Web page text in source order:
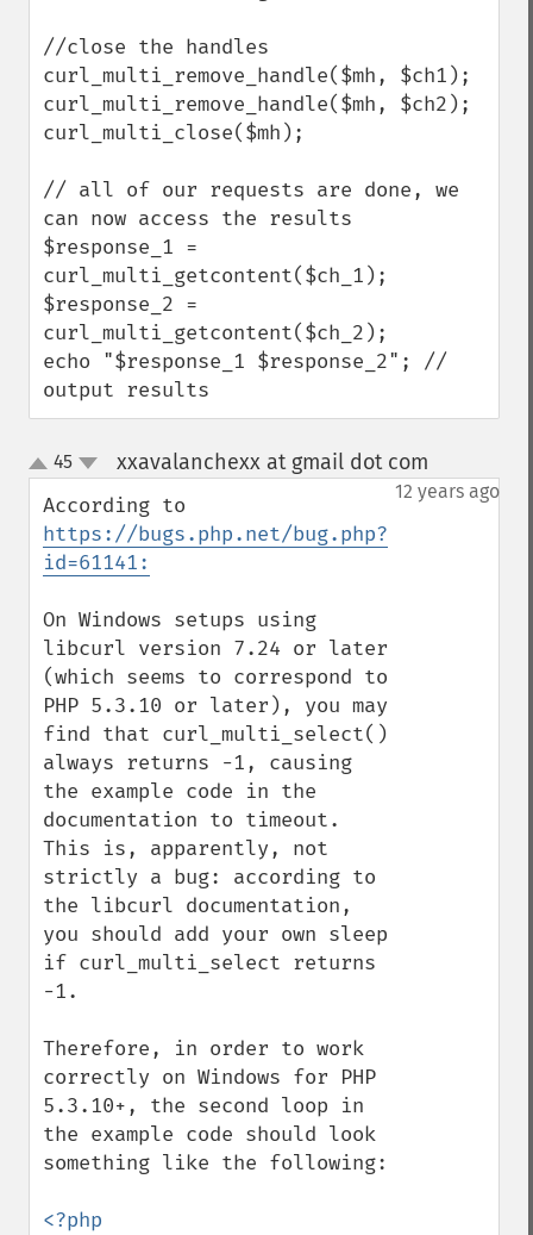
//close the handles
curl_multi_remove_handle($mh, $ch1);
curl_multi_remove_handle($mh, $ch2);
curl_multi_close($mh);
// all of our requests are done, we
can now access the results
$response_1 =
curl_multi_getcontent($ch_1);
$response_2 =
curl_multi_getcontent($ch_2);
echo "$response_1 $response_2"; //
output results
up
down
45 xxavalanchexx at gmail dot com
12 years ago
https://bugs.php.net/bug.php?
id=61141:
On Windows setups using
libcurl version 7.24 or later
(which seems to correspond to
PHP 5.3.10 or later), you may
find that curl_multi_select()
always returns -1, causing
the example code in the
documentation to timeout.
This is, apparently, not
strictly a bug: according to
the libcurl documentation,
you should add your own sleep
if curl_multi_select returns
-1.
Therefore, in order to work
correctly on Windows for PHP
5.3.10+, the second loop in
the example code should look
something like the following: